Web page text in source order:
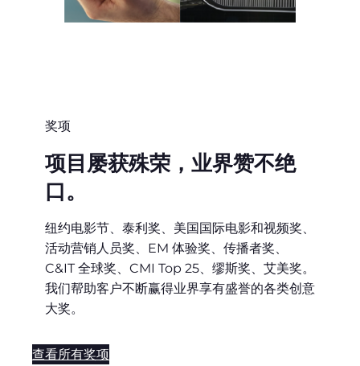
奖项
项目屡获殊荣，业界赞不绝
口。
纽约电影节、泰利奖、美国国际电影和视频奖、
活动营销人员奖、EM 体验奖、传播者奖、
C&IT 全球奖、CMI Top 25、缪斯奖、艾美奖。
我们帮助客户不断赢得业界享有盛誉的各类创意
大奖。
查看所有奖项